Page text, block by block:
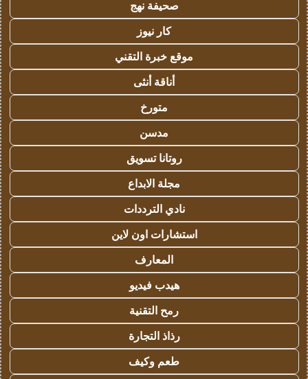
صحيفة نهج
كار نيوز
موقع خبرة التقني
أناقة أنثى
متورخ
مدسن
روتانا تسويق
مجلة الابداع
نادي الترددات
استشارات اون لاين
المعارف
هيدب فيديو
رمح التقنية
رذاذ التجارة
طعم وكيف